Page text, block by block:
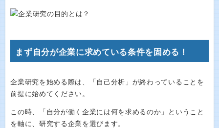
まず自分が企業に求めている条件を固める！
企業研究を始める際は、「自己分析」が終わっていることを
前提に始めてください。
この時、「自分が働く企業には何を求めるのか」ということ
を軸に、研究する企業を選びます。